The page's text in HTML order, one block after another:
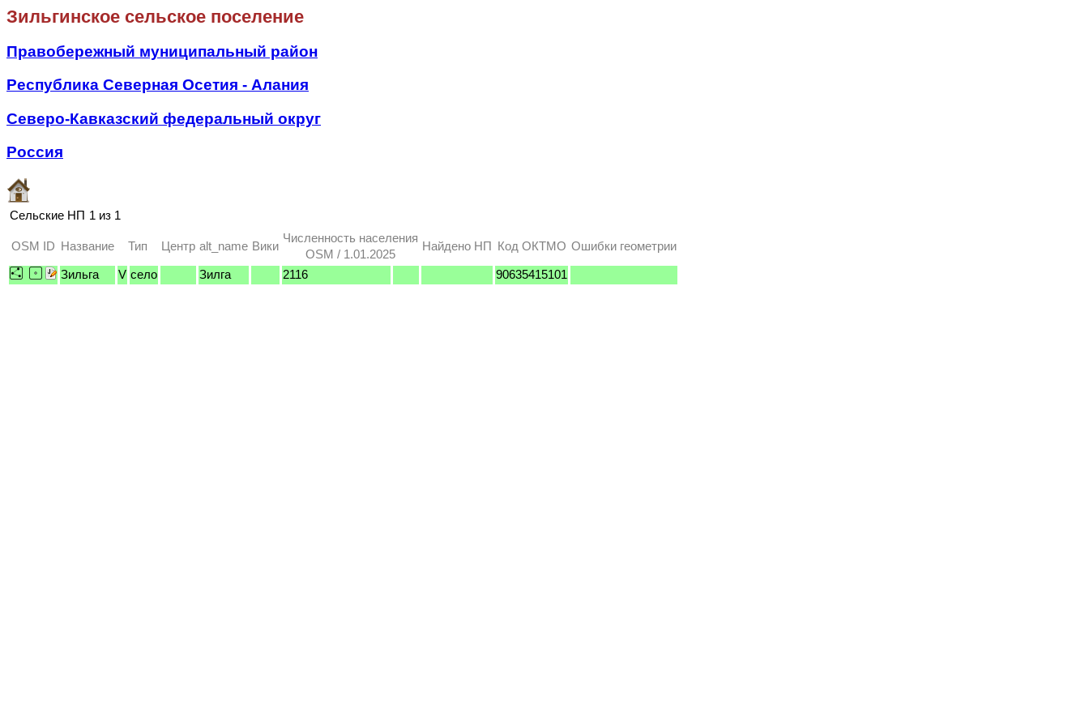
Зильгинское сельское поселение
Правобережный муниципальный район
Республика Северная Осетия - Алания
Северо-Кавказский федеральный округ
Россия
Сельские НП 1 из 1
OSM ID Название Тип Центр alt_name Вики
Численность населения
OSM / 1.01.2025
Найдено НП Код ОКТМО Ошибки геометрии
Зильга V село Зилга 2116 90635415101